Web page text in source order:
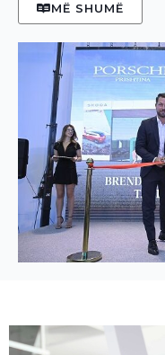
MË SHUMË